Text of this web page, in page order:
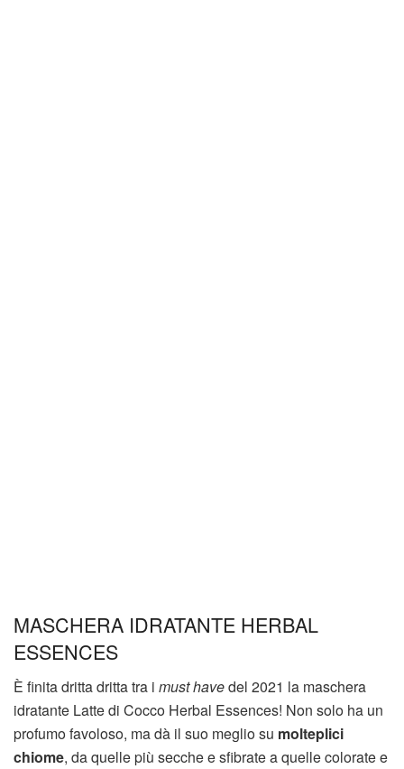
MASCHERA IDRATANTE HERBAL
ESSENCES
È finita dritta dritta tra i must havedel 2021 la maschera
idratante Latte di Cocco Herbal Essences! Non solo ha un
profumo favoloso, ma dà il suo meglio su molteplici
chiome, da quelle più secche e sfibrate a quelle colorate e